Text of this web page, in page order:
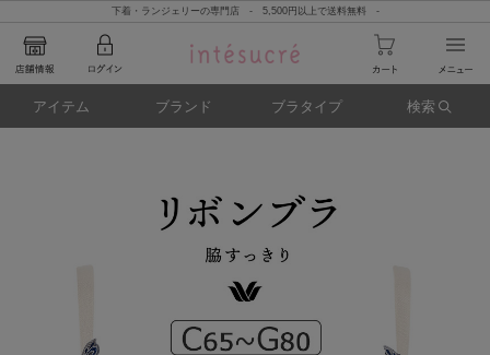
下着・ランジェリーの専門店 - 5,500円以上で送料無料 -
アイテム ブランド ブラタイプ 検索